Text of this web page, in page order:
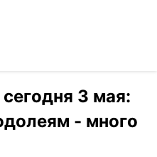
3 мая:
- много